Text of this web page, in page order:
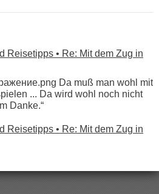
Reisetipps • Re: Mit dem Zug in
Da muß man wohl mit
... Da wird wohl noch nicht
Danke.“
Reisetipps • Re: Mit dem Zug in